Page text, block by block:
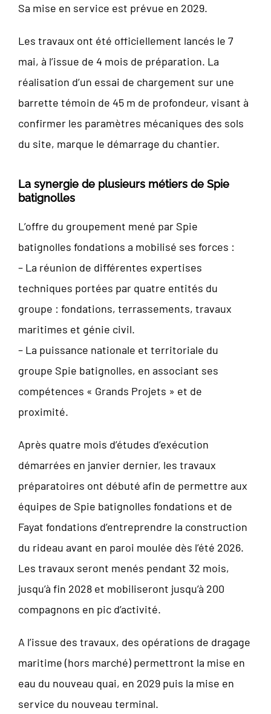
Sa mise en service est prévue en 2029.
Les travaux ont été officiellement lancés le 7
mai, à l’issue de 4 mois de préparation. La
réalisation d’un essai de chargement sur une
barrette témoin de 45 m de profondeur, visant à
confirmer les paramètres mécaniques des sols
du site, marque le démarrage du chantier.
La synergie de plusieurs métiers de Spie
batignolles
L’offre du groupement mené par Spie
batignolles fondations a mobilisé ses forces :
– La réunion de différentes expertises
techniques portées par quatre entités du
groupe : fondations, terrassements, travaux
maritimes et génie civil.
– La puissance nationale et territoriale du
groupe Spie batignolles, en associant ses
compétences « Grands Projets » et de
proximité.
Après quatre mois d’études d’exécution
démarrées en janvier dernier, les travaux
préparatoires ont débuté afin de permettre aux
équipes de Spie batignolles fondations et de
Fayat fondations d’entreprendre la construction
du rideau avant en paroi moulée dès l’été 2026.
Les travaux seront menés pendant 32 mois,
jusqu’à fin 2028 et mobiliseront jusqu’à 200
compagnons en pic d’activité.
A l’issue des travaux, des opérations de dragage
maritime (hors marché) permettront la mise en
eau du nouveau quai, en 2029 puis la mise en
service du nouveau terminal.